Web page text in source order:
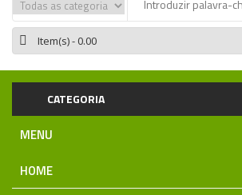
Item(s)- 0.00
CATEGORIA
MENU
HOME